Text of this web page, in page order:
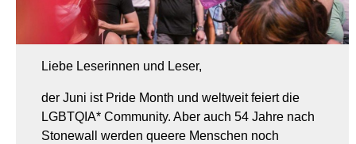
Liebe Leserinnen und Leser,
der Juni ist Pride Month und weltweit feiert die
LGBTQIA* Community. Aber auch 54 Jahre nach
Stonewall werden queere Menschen noch